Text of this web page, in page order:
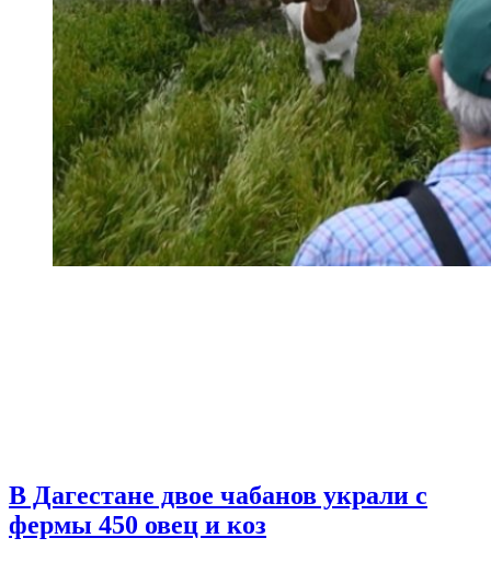
В Дагестане двое чабанов украли с
фермы 450 овец и коз